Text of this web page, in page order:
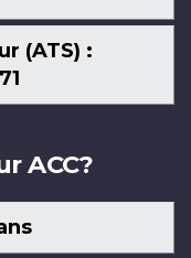
(ATS) :
ACC?